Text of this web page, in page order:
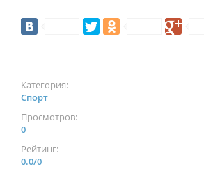
Категория:
Спорт
Просмотров:
0
Рейтинг:
0.0/0